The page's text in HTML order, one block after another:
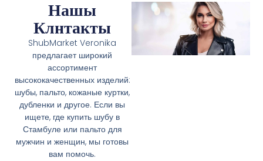
Нашы
Клнтакты
ShubMarket Veronika
предлагает широкий
ассортимент
высококачественных изделий:
шубы, пальто, кожаные куртки,
дубленки и другое. Если вы
ищете, где купить шубу в
Стамбуле или пальто для
мужчин и женщин, мы готовы
вам помочь.